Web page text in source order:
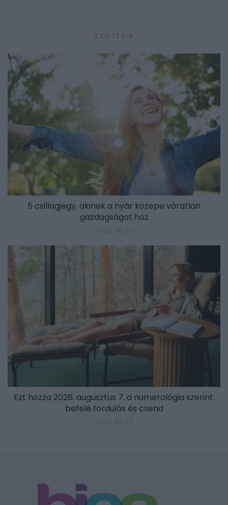
EZOTÉRIA
5 csillagjegy, akinek a nyár közepe váratlan
gazdagságot hoz
2026.08.07.
Ezt hozza 2026. augusztus 7. a numerológia szerint:
befelé fordulás és csend
2026.08.07.